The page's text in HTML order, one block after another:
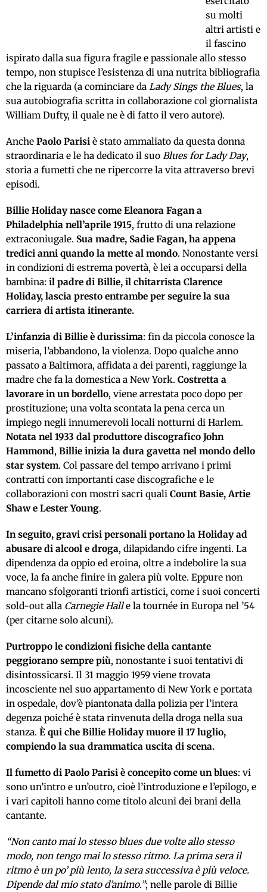
su molti
altri artisti e
il fascino
ispirato dalla sua figura fragile e passionale allo stesso
tempo, non stupisce l’esistenza di una nutrita bibliografia
che la riguarda (a cominciare da Lady Sings the Blues, la
sua autobiografia scritta in collaborazione col giornalista
William Dufty, il quale ne è di fatto il vero autore).
Anche Paolo Parisi è stato ammaliato da questa donna
straordinaria e le ha dedicato il suo Blues for Lady Day,
storia a fumetti che ne ripercorre la vita attraverso brevi
episodi.
Billie Holiday nasce come Eleanora Fagan a
Philadelphia nell’aprile 1915, frutto di una relazione
extraconiugale. Sua madre, Sadie Fagan, ha appena
tredici anni quando la mette al mondo. Nonostante versi
in condizioni di estrema povertà, è lei a occuparsi della
bambina: il padre di Billie, il chitarrista Clarence
Holiday, lascia presto entrambe per seguire la sua
carriera di artista itinerante.
L’infanzia di Billie è durissima: fin da piccola conosce la
miseria, l’abbandono, la violenza. Dopo qualche anno
passato a Baltimora, affidata a dei parenti, raggiunge la
madre che fa la domestica a New York. Costretta a
lavorare in un bordello, viene arrestata poco dopo per
prostituzione; una volta scontata la pena cerca un
impiego negli innumerevoli locali notturni di Harlem.
Notata nel 1933 dal produttore discografico John
Hammond, Billie inizia la dura gavetta nel mondo dello
star system. Col passare del tempo arrivano i primi
contratti con importanti case discografiche e le
collaborazioni con mostri sacri quali Count Basie, Artie
Shaw e Lester Young.
In seguito, gravi crisi personali portano la Holiday ad
abusare di alcool e droga, dilapidando cifre ingenti. La
dipendenza da oppio ed eroina, oltre a indebolire la sua
voce, la fa anche finire in galera più volte. Eppure non
mancano sfolgoranti trionfi artistici, come i suoi concerti
sold-out alla Carnegie Halle la tournée in Europa nel ’54
(per citarne solo alcuni).
Purtroppo le condizioni fisiche della cantante
peggiorano sempre più, nonostante i suoi tentativi di
disintossicarsi. Il 31 maggio 1959 viene trovata
incosciente nel suo appartamento di New York e portata
in ospedale, dov’è piantonata dalla polizia per l’intera
degenza poiché è stata rinvenuta della droga nella sua
stanza. È qui che Billie Holiday muore il 17 luglio,
compiendo la sua drammatica uscita di scena.
Il fumetto di Paolo Parisi è concepito come un blues: vi
sono un’intro e un’outro, cioè l’introduzione e l’epilogo, e
i vari capitoli hanno come titolo alcuni dei brani della
cantante.
“Non canto mai lo stesso blues due volte allo stesso
modo, non tengo mai lo stesso ritmo. La prima sera il
ritmo è un po’ più lento, la sera successiva è più veloce.
Dipende dal mio stato d’animo.”; nelle parole di Billie